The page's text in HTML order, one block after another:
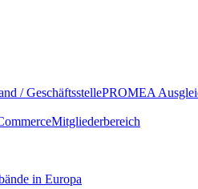
/ GeschäftsstellePROMEA
Mitgliederbereich
in Europa